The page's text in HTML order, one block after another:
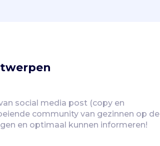
social media post (copy en
community van gezinnen op de
en optimaal kunnen informeren!